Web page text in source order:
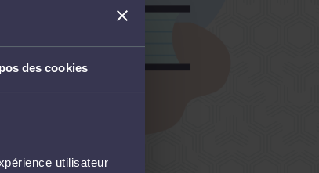
des cookies
utilisateur